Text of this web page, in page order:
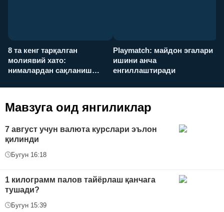
8 та кенг тарқалган
молиявий хато:
нималардан сақланиш
Playmatch: майдон эгалари
ишини анча
енгиллаштиради
Мавзуга оид янгиликлар
7 август учун валюта курслари эълон
қилинди
Бугун 16:18
1 килограмм палов тайёрлаш қанчага
тушади?
Бугун 15:39